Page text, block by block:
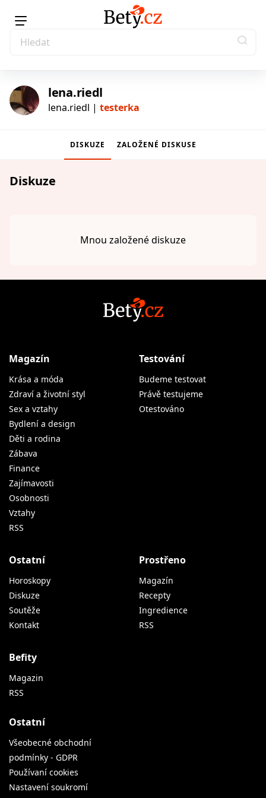
lena.riedl
lena.riedl | testerka
DISKUZE ZALOŽENÉ DISKUSE
Diskuze
Mnou založené diskuze
Magazín
Krása a móda
Zdraví a životní styl
Sex a vztahy
Bydlení a design
Děti a rodina
Zábava
Finance
Zajímavosti
Osobnosti
Vztahy
RSS
Testování
Budeme testovat
Právě testujeme
Otestováno
Ostatní
Horoskopy
Diskuze
Soutěže
Kontakt
Prostřeno
Magazín
Recepty
Ingredience
RSS
Befity
Magazin
RSS
Ostatní
Všeobecné obchodní
podmínky - GDPR
Používaní cookies
Nastavení soukromí